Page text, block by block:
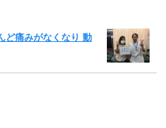
ど痛みがなくなり 動